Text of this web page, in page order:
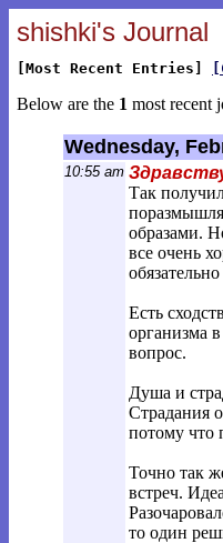
shishki's Journal
[Most Recent Entries]
Below are the 1 most recent
Wednesday,
10:55 am
Так
образами.
все очень
Есть
организма
вопрос.
Душа и
Страдания
потому что
Точно так
встреч.
то один